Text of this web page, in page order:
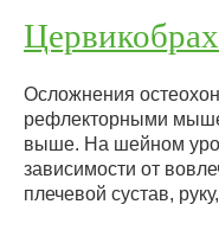
Осложнения
рефлекторными
выше. На шейном
зависимости от
плечевой сустав,